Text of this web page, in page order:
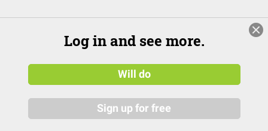
Log in and see more.
Will do
Sign up for free